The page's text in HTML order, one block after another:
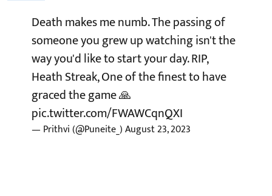
Death makes me numb. The passing of
someone you grew up watching isn't the
way you'd like to start your day. RIP,
Heath Streak, One of the finest to have
graced the game 🙏
pic.twitter.com/FWAWCqnQXI
— Prithvi (@Puneite_)August 23, 2023